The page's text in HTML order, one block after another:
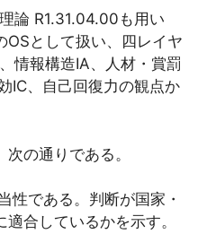
論 R1.31.04.00も用い
OSとして扱い、四レイヤ
情報構造IA、人材・賞罰
IC、自己回復力の観点か
の通りである。
性である。判断が国家・
合しているかを示す。